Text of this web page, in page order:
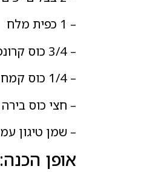
– 1 כפית מלח
– 3/4 כוס קרונפלור
– 1/4 כוס קמח רגיל
– חצי כוס
– שמן טיגון
אופן הכנה: